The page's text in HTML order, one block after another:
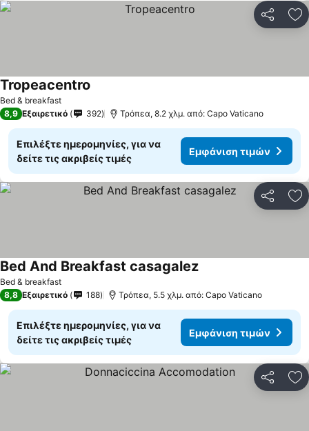
Bed & breakfast
Tropeacentro
8,9 Εξαιρετικό 392 Τρόπεα, 8.2 χλμ. από: Capo Vaticano
Επιλέξτε ημερομηνίες, για να
δείτε τις ακριβείς τιμές
Εμφάνιση τιμών
Bed & breakfast
Bed And Breakfast casagalez
8,8 Εξαιρετικό 188 Τρόπεα, 5.5 χλμ. από: Capo Vaticano
Επιλέξτε ημερομηνίες, για να
δείτε τις ακριβείς τιμές
Εμφάνιση τιμών